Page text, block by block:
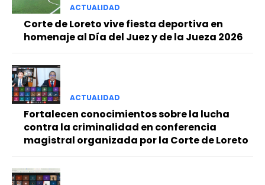
ACTUALIDAD
Corte de Loreto vive fiesta deportiva en
homenaje al Día del Juez y de la Jueza 2026
ACTUALIDAD
Fortalecen conocimientos sobre la lucha
contra la criminalidad en conferencia
magistral organizada por la Corte de Loreto